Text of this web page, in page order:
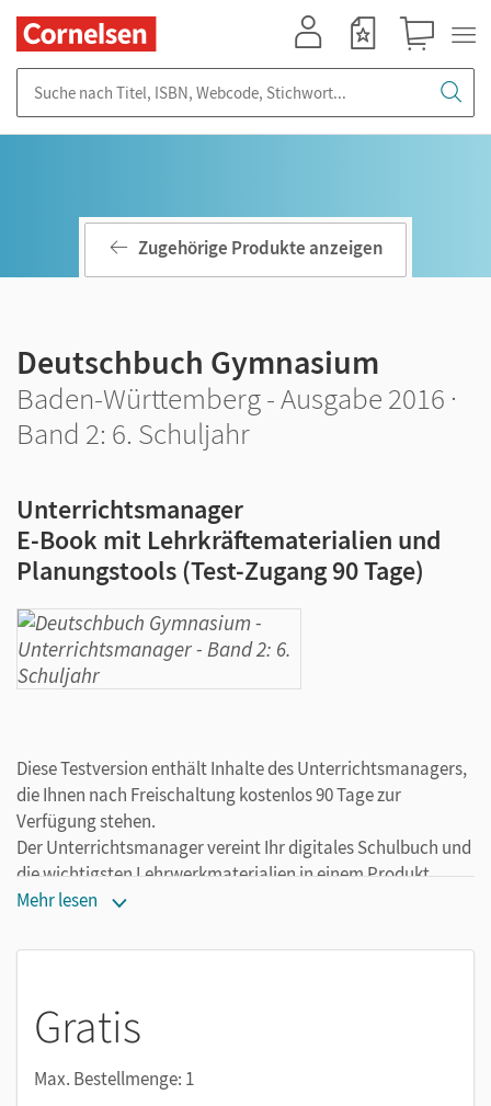
Zugehörige Produkte anzeigen
Deutschbuch Gymnasium
Baden-Württemberg - Ausgabe 2016 ·
Band 2: 6. Schuljahr
Unterrichtsmanager
E-Book mit Lehrkräftematerialien und
Planungstools (Test-Zugang 90 Tage)
Diese Testversion enthält Inhalte des Unterrichtsmanagers,
die Ihnen nach Freischaltung kostenlos 90 Tage zur
Verfügung stehen.
Der Unterrichtsmanager vereint Ihr digitales Schulbuch und
die wichtigsten Lehrwerkmaterialien in einem Produkt.
Ergänzt um hilfreiche Planungstools, vereinfacht er Ihre
Mehr lesen
Gratis
Max. Bestellmenge: 1